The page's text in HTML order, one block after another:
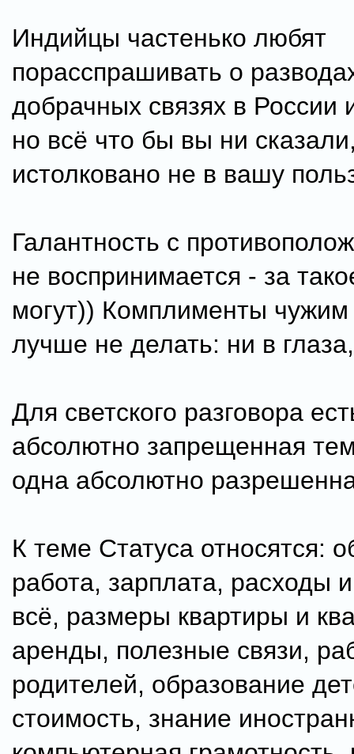
Индийцы частенько любят
порасспрашивать о
добрачных связях в России
но всё что бы вы ни
истолковано не в вашу
Галантность с
не воспринимается - за
могут)) Комплименты
лучше не делать: ни в
Для светского разговора
абсолютно запрещенная
одна абсолютно
К теме Статуса относятся:
работа, зарплата, расходы
всё, размеры квартиры и
аренды, полезные связи,
родителей, образование
стоимость, знание